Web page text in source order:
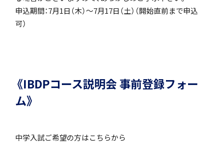
申込期間：7月1日（木）～7月17日（土）（開始直前まで申込
可）
《IBDPコース説明会 事前登録フォー
ム》
中学入試ご希望の方はこちらから